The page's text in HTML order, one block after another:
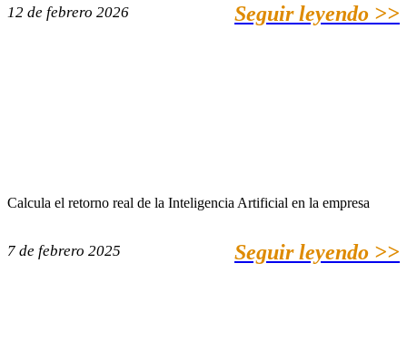
12 de febrero 2026 Seguir leyendo >>
Calcula el retorno real de la Inteligencia Artificial en la empresa
7 de febrero 2025 Seguir leyendo >>